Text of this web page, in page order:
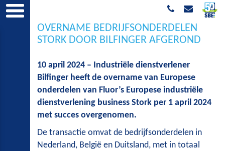
OVERNAME BEDRIJFSONDERDELEN
STORK DOOR BILFINGER AFGEROND
10 april 2024 – Industriële dienstverlener
Bilfinger heeft de overname van Europese
onderdelen van Fluor’s Europese industriële
dienstverlening business Stork per 1 april 2024
met succes overgenomen.
De transactie omvat de bedrijfsonderdelen in
Nederland, België en Duitsland, met in totaal